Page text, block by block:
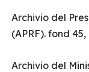
Archivio del
(APRF). fond 45,
Archivio del